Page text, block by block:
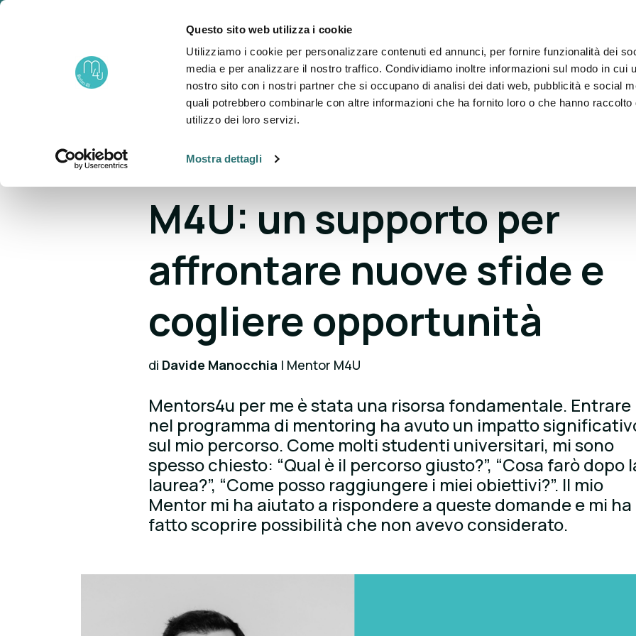
Questo sito web utilizza i cookie
Utilizziamo i cookie per personalizzare contenuti ed annunci, per fornire funzionalità dei
media e per analizzare il nostro traffico. Condividiamo inoltre informazioni sul modo in cui
nostro sito con i nostri partner che si occupano di analisi dei dati web, pubblicità e social
quali potrebbero combinarle con altre informazioni che ha fornito loro o che hanno raccolto
utilizzo dei loro servizi.
Mostra dettagli
un progetto di
Fondazione NOVA
About People Partner Blog Eventi Dona
M4U: un supporto per
affrontare nuove sfide e
cogliere opportunità
di Davide Manocchia | Mentor M4U
Mentors4u per me è stata una risorsa fondamentale. Entrare
nel programma di mentoring ha avuto un impatto
sul mio percorso. Come molti studenti universitari, mi sono
spesso chiesto: “Qual è il percorso giusto?”, “Cosa farò dopo
laurea?”, “Come posso raggiungere i miei obiettivi?”. Il mio
Mentor mi ha aiutato a rispondere a queste domande e mi ha
fatto scoprire possibilità che non avevo considerato.